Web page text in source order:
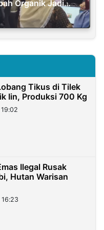
Organik Jadi
Tikus di Tilek
Iin, Produksi 700 Kg
Ilegal Rusak
Hutan Warisan